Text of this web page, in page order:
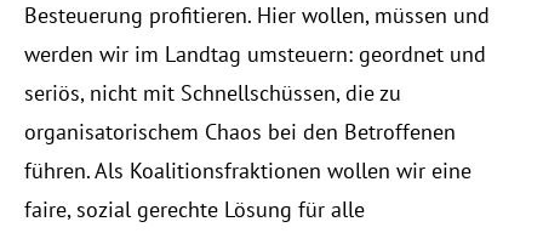
Besteuerung profitieren. Hier wollen, müssen und
werden wir im Landtag umsteuern: geordnet und
seriös, nicht mit Schnellschüssen, die zu
organisatorischem Chaos bei den Betroffenen
führen. Als Koalitionsfraktionen wollen wir eine
faire, sozial gerechte Lösung für alle